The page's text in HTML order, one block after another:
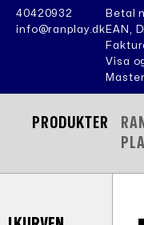
40420932
info@ranplay.dk
Betal
EAN,
Visa
PRODUKTER